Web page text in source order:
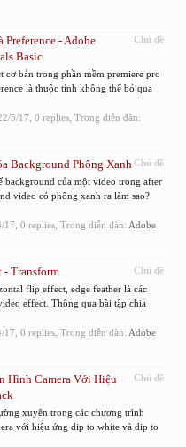
Chủ đề
- Adobe
Basic
cơ bản trong phần mềm premiere pro
là thuộc tính không thể bỏ qua
5/17 , 0 replies, Trong diễn đàn:
Chủ đề
Background Phông Xanh
của một video trong after
video có phông xanh ra làm sao?
17 , 0 replies, Trong diễn đàn: Adobe
Chủ đề
- Transform
flip effect, edge feather là các
effect. Thông qua bài tập chia
17 , 0 replies, Trong diễn đàn: Adobe
Chủ đề
Hình Camera Với Hiệu
xuyên trong các chương trình
với hiệu ứng dip to white và dip to